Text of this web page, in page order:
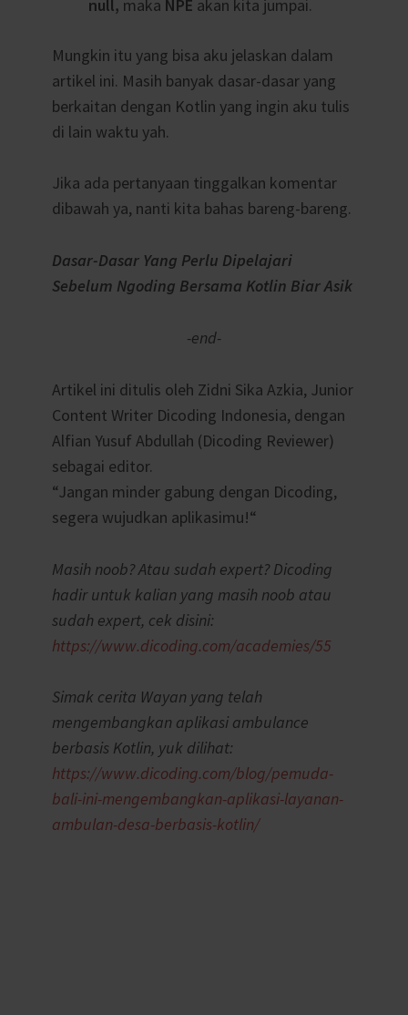
null, maka NPE akan kita jumpai.
Mungkin itu yang bisa aku jelaskan dalam
artikel ini. Masih banyak dasar-dasar yang
berkaitan dengan Kotlin yang ingin aku tulis
di lain waktu yah.
Jika ada pertanyaan tinggalkan komentar
dibawah ya, nanti kita bahas bareng-bareng.
Dasar-Dasar Yang Perlu Dipelajari
Sebelum Ngoding Bersama Kotlin Biar Asik
-end-
Artikel ini ditulis oleh Zidni Sika Azkia, Junior
Content Writer Dicoding Indonesia, dengan
Alfian Yusuf Abdullah (Dicoding Reviewer)
sebagai editor.
“Jangan minder gabung dengan Dicoding,
segera wujudkan aplikasimu!“
Masih noob? Atau sudah expert? Dicoding
hadir untuk kalian yang masih noob atau
sudah expert, cek disini:
https://www.dicoding.com/academies/55
Simak cerita Wayan yang telah
mengembangkan aplikasi ambulance
berbasis Kotlin, yuk dilihat:
https://www.dicoding.com/blog/pemuda-
bali-ini-mengembangkan-aplikasi-layanan-
ambulan-desa-berbasis-kotlin/